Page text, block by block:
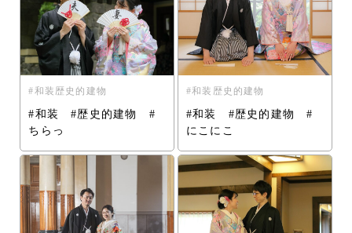
和装歴史的建物
#和装 #歴史的建物 #
ちらっ
和装歴史的建物
#和装 #歴史的建物 #
にこにこ